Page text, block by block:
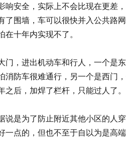
响安全，实际上不会比现在更差
了围墙，车可以很快并入公共路
十年内实现不了。
门，进出机动车和行人，一个是
消防车很难通行，另一个是西门
后，加焊了栏杆，只能过人了。
说是为了防止附近其他小区的人
一点的，但也不至于自以为是高